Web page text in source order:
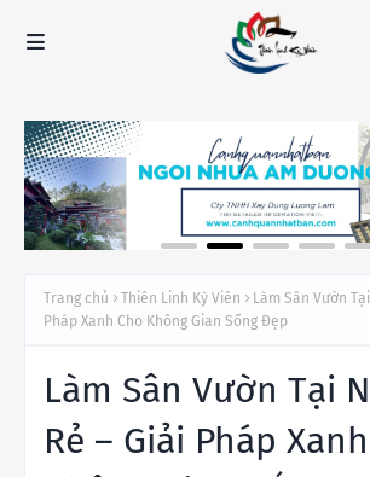
Trang chủ Thiên Linh Kỳ Viên
Làm Sân Vườn
Pháp Xanh Cho Không Gian Sống Đẹp
Làm Sân Vườn Tại
Rẻ – Giải Pháp